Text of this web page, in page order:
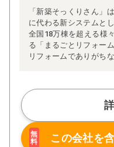
「新築そっくりさん」
に代わる新システムと
全国18万棟を超える様
る「まるごとリフォー
リフォームでありがち
ム」、経験豊かなセー
制」などが高い信頼を
また、大規模リフォー
括する「専属棟梁制」
施工マニュアルや検査
無
料
この会社を